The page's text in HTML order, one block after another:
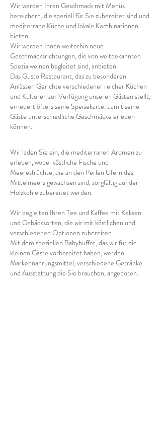
Wir werden Ihren Geschmack mit Menüs
bereichern, die speziell für Sie zubereitet sind und
mediterrane Küche und lokale Kombinationen
bieten.
Wir werden Ihnen weiterhin neue
Geschmacksrichtungen, die von weltbekannten
Spezialweinen begleitet sind, anbieten.
Das Gusto Restaurant, das zu besonderen
Anlässen Gerichte verschiedener reicher Küchen
und Kulturen zur Verfügung unseren Gästen stellt,
erneuert öfters seine Speisekarte, damit seine
Gäste unterschiedliche Geschmäcke erleben
können.
Wir laden Sie ein, die mediterranen Aromen zu
erleben, wobei köstliche Fische und
Meeresfrüchte, die an den Perlen Ufern des
Mittelmeers gewachsen sind, sorgfältig auf der
Holzkohle zubereitet werden.
Wir begleiten Ihren Tee und Kaffee mit Keksen
und Gebäcksorten, die wir mit köstlichen und
verschiedenen Optionen zubereiten.
Mit dem speziellen Babybuffet, das wir für die
kleinen Gäste vorbereitet haben, werden
Markennahrungsmittel, verschiedene Getränke
und Ausstattung die Sie brauchen, angeboten.